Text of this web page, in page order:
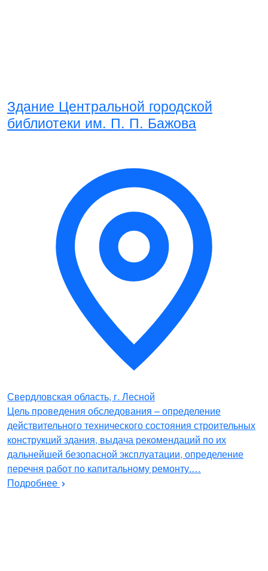
Здание Центральной городской
библиотеки им. П. П. Бажова
Свердловская область, г. Лесной
Цель проведения обследования – определение
действительного технического состояния строительных
конструкций здания, выдача рекомендаций по их
дальнейшей безопасной эксплуатации, определение
перечня работ по капитальному ремонту.…
Подробнее